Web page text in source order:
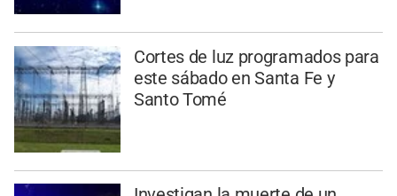
Cortes de luz programados para
este sábado en Santa Fe y
Santo Tomé